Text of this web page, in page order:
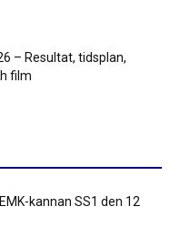
– Resultat, tidsplan,
film
kannan SS1 den 12